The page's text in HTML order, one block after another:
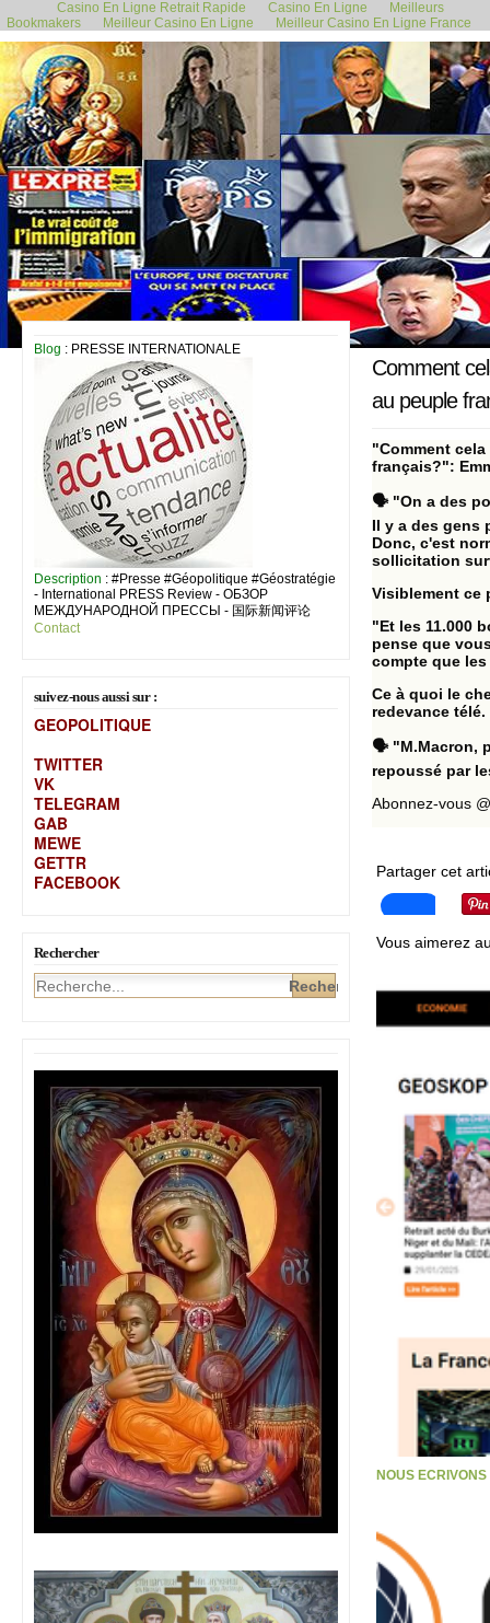
Casino En Ligne Retrait Rapide Casino En Ligne
Meilleurs
Bookmakers
Meilleur Casino En Ligne Meilleur Casino En Ligne France
Blog : PRESSE INTERNATIONALE
Description : #Presse #Géopolitique #Géostratégie
- International PRESS Review - ОБЗОР
МЕЖДУНАРОДНОЙ ПРЕССЫ - 国际新闻评论
Contact
suivez-nous aussi sur :
GEOPOLITIQUE
TWITTER
VK
TELEGRAM
GAB
MEWE
GETTR
FACEBOOK
Rechercher
27 mai 2024
Comment
au peuple
"Comment
français?":
🗣 "On a des
Il y a des gens
Donc, c'est
sollicitation
Visiblement ce
"Et les 11.000
pense que
compte que
Ce à quoi le
redevance télé.
🗣 "M.Macron,
repoussé par
Abonnez-vous
Partager cet
Vous aimerez
NOUS